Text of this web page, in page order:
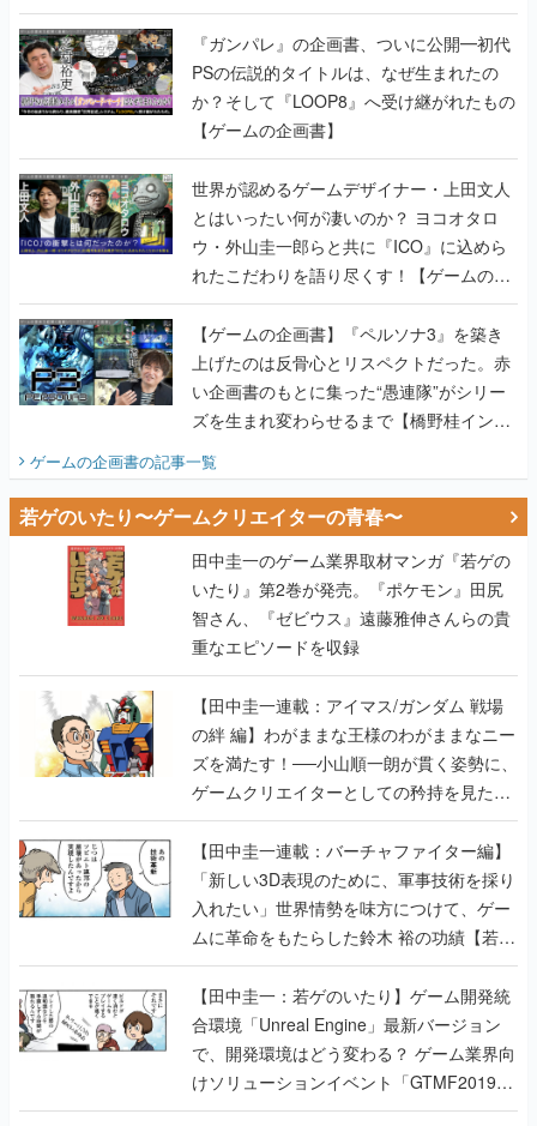
書】
『ガンパレ』の企画書、ついに公開━初代
PSの伝説的タイトルは、なぜ生まれたの
か？そして『LOOP8』へ受け継がれたもの
【ゲームの企画書】
世界が認めるゲームデザイナー・上田文人
とはいったい何が凄いのか？ ヨコオタロ
ウ・外山圭一郎らと共に『ICO』に込めら
れたこだわりを語り尽くす！【ゲームの企
画書】
【ゲームの企画書】『ペルソナ3』を築き
上げたのは反骨心とリスペクトだった。赤
い企画書のもとに集った“愚連隊”がシリー
ズを生まれ変わらせるまで【橋野桂インタ
ビュー】
ゲームの企画書の記事一覧
若ゲのいたり〜ゲームクリエイターの青春〜
田中圭一のゲーム業界取材マンガ『若ゲの
いたり』第2巻が発売。『ポケモン』田尻
智さん、『ゼビウス』遠藤雅伸さんらの貴
重なエピソードを収録
【田中圭一連載：アイマス/ガンダム 戦場
の絆 編】わがままな王様のわがままなニー
ズを満たす！──小山順一朗が貫く姿勢に、
ゲームクリエイターとしての矜持を見た
【若ゲのいたり最終回】
【田中圭一連載：バーチャファイター編】
「新しい3D表現のために、軍事技術を採り
入れたい」世界情勢を味方につけて、ゲー
ムに革命をもたらした鈴木 裕の功績【若ゲ
のいたり】
【田中圭一：若ゲのいたり】ゲーム開発統
合環境「Unreal Engine」最新バージョン
で、開発環境はどう変わる？ ゲーム業界向
けソリューションイベント「GTMF2019」
に行って、より理解を深めよう【PR】